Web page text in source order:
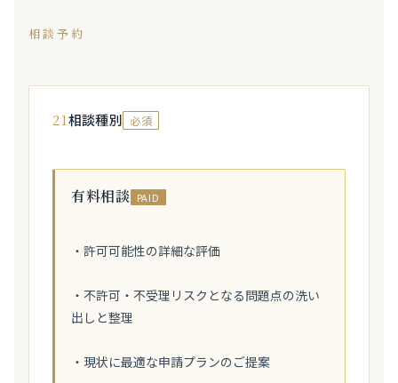
相談予約
21相談種別 必須
有料相談 PAID
・許可可能性の詳細な評価
・不許可・不受理リスクとなる問題点の洗い
出しと整理
・現状に最適な申請プランのご提案